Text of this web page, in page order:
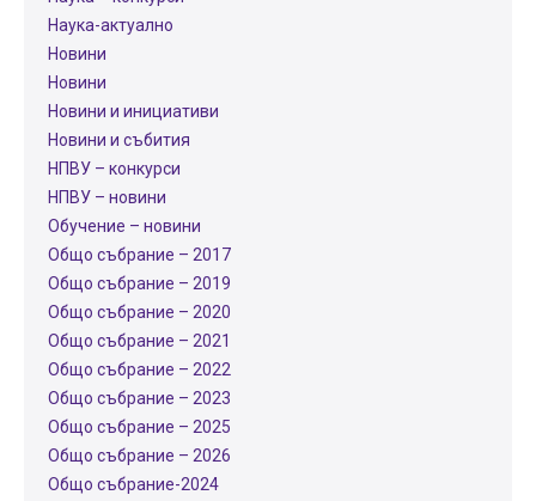
Наука-актуално
Новини
Новини
Новини и инициативи
Новини и събития
НПВУ – конкурси
НПВУ – новини
Обучение – новини
Общо събрание – 2017
Общо събрание – 2019
Общо събрание – 2020
Общо събрание – 2021
Общо събрание – 2022
Общо събрание – 2023
Общо събрание – 2025
Общо събрание – 2026
Общо събрание-2024